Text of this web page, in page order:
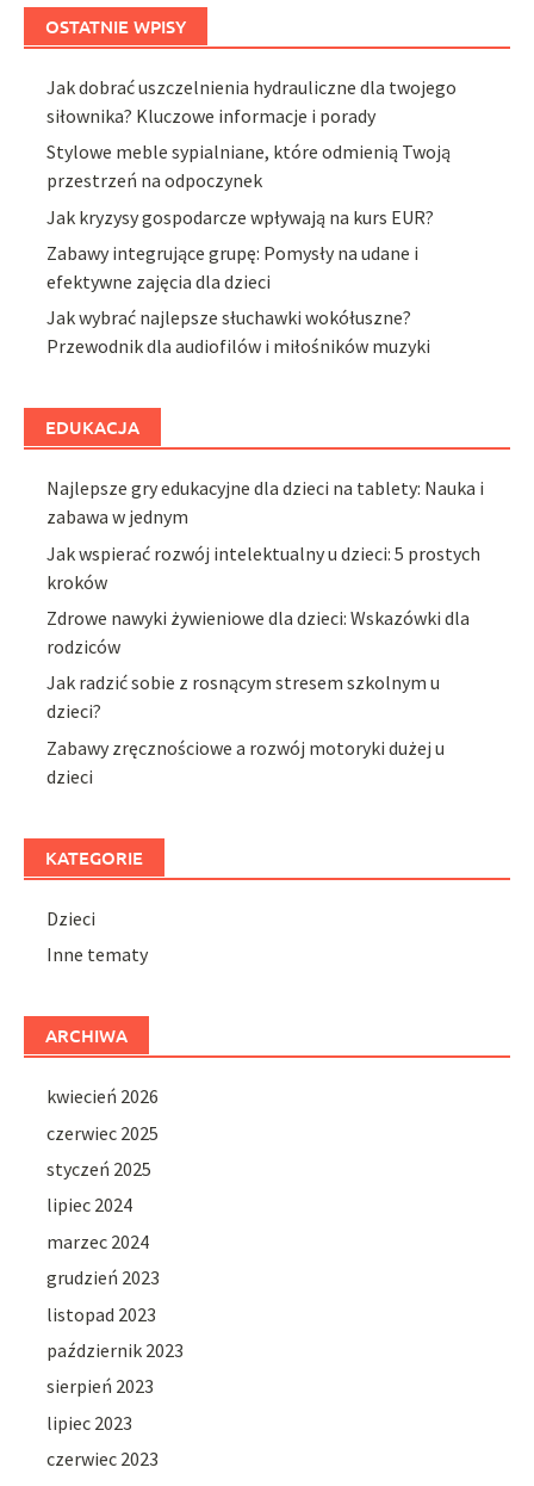
OSTATNIE WPISY
Jak dobrać uszczelnienia hydrauliczne dla twojego
siłownika? Kluczowe informacje i porady
Stylowe meble sypialniane, które odmienią Twoją
przestrzeń na odpoczynek
Jak kryzysy gospodarcze wpływają na kurs EUR?
Zabawy integrujące grupę: Pomysły na udane i
efektywne zajęcia dla dzieci
Jak wybrać najlepsze słuchawki wokółuszne?
Przewodnik dla audiofilów i miłośników muzyki
EDUKACJA
Najlepsze gry edukacyjne dla dzieci na tablety: Nauka i
zabawa w jednym
Jak wspierać rozwój intelektualny u dzieci: 5 prostych
kroków
Zdrowe nawyki żywieniowe dla dzieci: Wskazówki dla
rodziców
Jak radzić sobie z rosnącym stresem szkolnym u
dzieci?
Zabawy zręcznościowe a rozwój motoryki dużej u
dzieci
KATEGORIE
Dzieci
Inne tematy
ARCHIWA
kwiecień 2026
czerwiec 2025
styczeń 2025
lipiec 2024
marzec 2024
grudzień 2023
listopad 2023
październik 2023
sierpień 2023
lipiec 2023
czerwiec 2023